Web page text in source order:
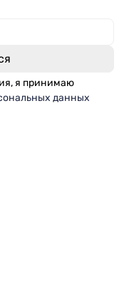
я принимаю
данных